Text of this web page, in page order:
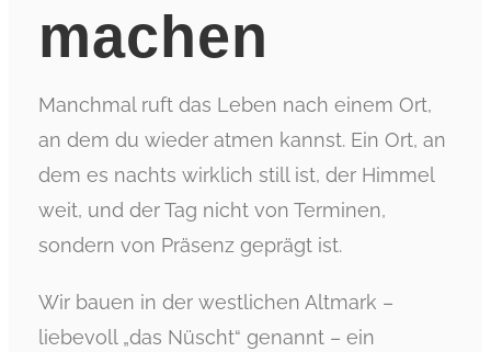
machen
Manchmal ruft das Leben nach einem Ort,
an dem du wieder atmen kannst. Ein Ort, an
dem es nachts wirklich still ist, der Himmel
weit, und der Tag nicht von Terminen,
sondern von Präsenz geprägt ist.
Wir bauen in der westlichen Altmark –
liebevoll „das Nüscht“ genannt – ein